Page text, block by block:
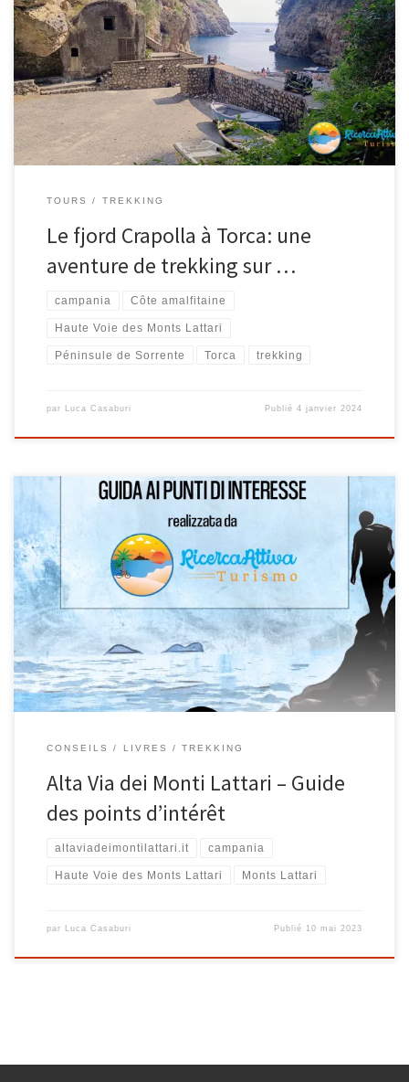
amalfitaine . Ici, une aventure extraordinaire attend les
explorateurs, le long d’une partie du chemin de l’ Alta Via dei
Monti Lattari qui relie le village de Torca , un hameau de Massa
Lubrense , à la plage de Reccomone et un escalier difficile mais
inoubliable qui mène au fjord. . […]
TOURS TREKKING
Le fjord Crapolla à Torca: une
aventure de trekking sur …
campania Côte amalfitaine
Haute Voie des Monts Lattari
Péninsule de Sorrente Torca trekking
par Luca Casaburi Publié4 janvier 2024
Sur altaviadeimontilattari.it , un guide des points d’ intérêt que
vous rencontrez sur le chemin CAI 300 , également connu sous le
nom d’ Alta Via dei Monti Lattari , est enfin disponible .Ce guide a
été créé par tout notre personnel Luca Casaburi , Marco
Casaburi et Magda Lianet Padillia de Turismo.RicercAttiva .Le
matériel et les informations ont été collectés lors de nos
excursions et […]
CONSEILS LIVRES TREKKING
Alta Via dei Monti Lattari – Guide
des points d’intérêt
altaviadeimontilattari.it campania
Haute Voie des Monts Lattari Monts Lattari
par Luca Casaburi Publié 10 mai 2023